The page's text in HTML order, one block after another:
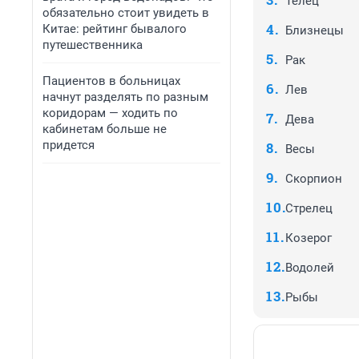
обязательно стоит увидеть в
Китае: рейтинг бывалого
путешественника
Пациентов в больницах
начнут разделять по разным
коридорам — ходить по
кабинетам больше не
придется
Близнецы
Рак
Лев
Дева
Весы
Скорпион
Стрелец
Козерог
Водолей
Рыбы